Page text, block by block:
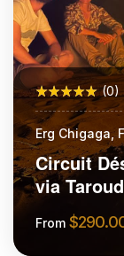
(0)
Erg Chigaga,
Circuit
via
From $